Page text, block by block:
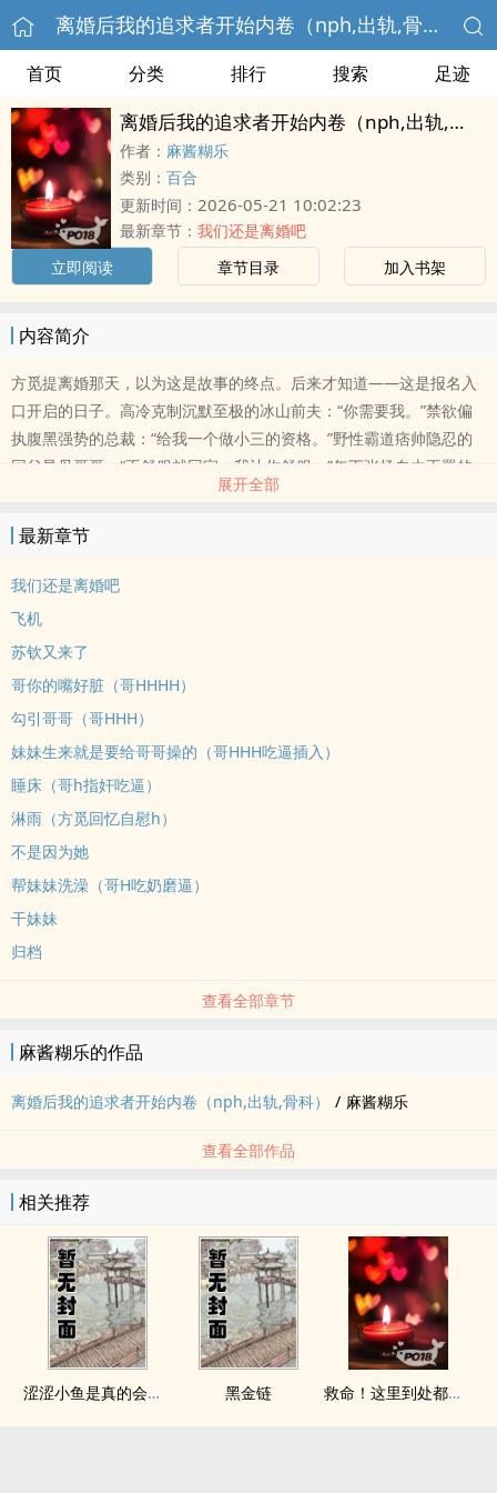
离婚后我的追求者开始内卷（nph,出轨,骨科）
首页 分类 排行 搜索 足迹
离婚后我的追求者开始内卷（nph,出轨,骨科）
作者： 麻酱糊乐
类别： 百合
更新时间： 2026-05-21 10:02:23
最新章节： 我们还是离婚吧
立即阅读
章节目录 加入书架
内容简介
方觅提离婚那天，以为这是故事的终点。后来才知道——这是报名入
口开启的日子。高冷克制沉默至极的冰山前夫：“你需要我。”禁欲偏
执腹黑强势的总裁：“给我一个做小三的资格。”野性霸道痞帅隐忍的
同父异母哥哥：“不舒服就回家，我让你舒服。”年下张扬自由不羁的
总裁弟弟：“姐姐，我比我哥有趣。”（也许还有）方觅：再见，你们
自己卷吧。-----------------------剧情慢热，每个男主前期边缘较多私设
很多，含内射、宫交，女主不想怀孕就不会怀孕，每个男主都很大很
粗，性爱知识无师自通女非，男感情身体过去现在未来全C
展开全部
最新章节
我们还是离婚吧
飞机
苏钦又来了
哥你的嘴好脏（哥HHHH）
勾引哥哥（哥HHH）
妹妹生来就是要给哥哥操的（哥HHH吃逼插入）
睡床（哥h指奸吃逼）
淋雨（方觅回忆自慰h）
不是因为她
帮妹妹洗澡（哥H吃奶磨逼）
干妹妹
归档
查看全部章节
麻酱糊乐的作品
离婚后我的追求者开始内卷（nph,出轨,骨科） / 麻酱糊乐
查看全部作品
相关推荐
涩涩小鱼是真的会被干透 黑金链 救命！这里到处都是阴暗批（西幻NPH）